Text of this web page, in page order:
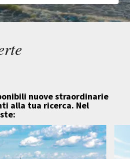
nuove straordinarie
alla tua ricerca. Nel